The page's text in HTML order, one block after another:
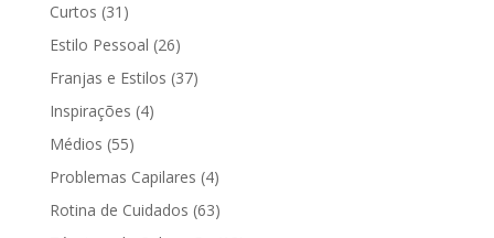
Curtos (31)
Estilo Pessoal (26)
Franjas e Estilos (37)
Inspirações (4)
Médios (55)
Problemas Capilares (4)
Rotina de Cuidados (63)